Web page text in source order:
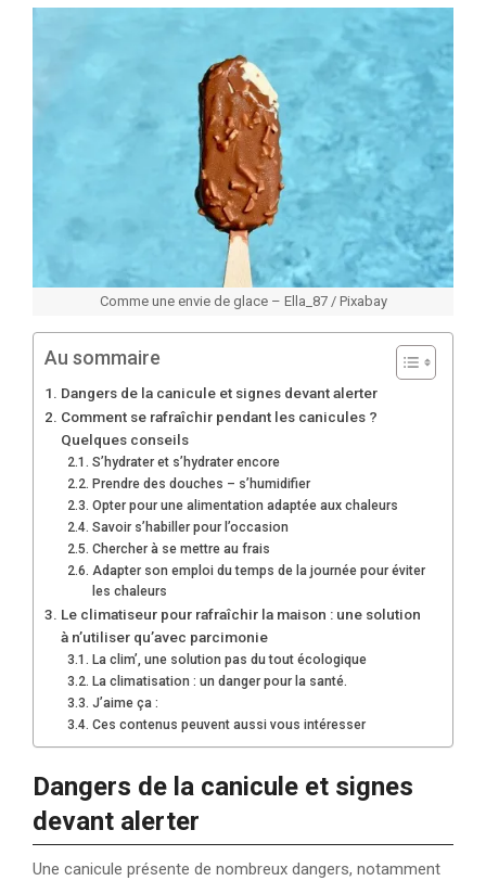
Comme une envie de glace – Ella_87 / Pixabay
Au sommaire
Dangers de la canicule et signes devant alerter
Comment se rafraîchir pendant les canicules ?
Quelques conseils
S’hydrater et s’hydrater encore
Prendre des douches – s’humidifier
Opter pour une alimentation adaptée aux chaleurs
Savoir s’habiller pour l’occasion
Chercher à se mettre au frais
Adapter son emploi du temps de la journée pour éviter
les chaleurs
Le climatiseur pour rafraîchir la maison : une solution
à n’utiliser qu’avec parcimonie
La clim’, une solution pas du tout écologique
La climatisation : un danger pour la santé.
J’aime ça :
Ces contenus peuvent aussi vous intéresser
Dangers de la canicule et signes
devant alerter
Une canicule présente de nombreux dangers, notamment